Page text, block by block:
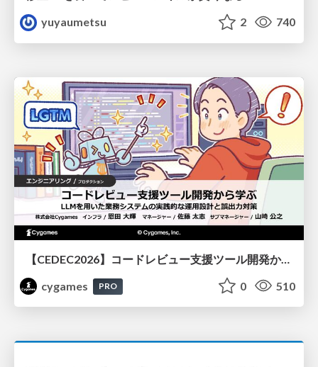
yuyaumetsu
2 740
【CEDEC2026】コードレビュー支援ツール開発から学ぶ：LLMを用いた業務システムの実践的な運用設計と誤出力対策
cygames
PRO 0 510